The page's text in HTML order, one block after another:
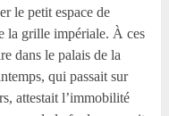
le petit espace de
la grille impériale. À ces
dans le palais de la
qui passait sur
attestait l’immobilité